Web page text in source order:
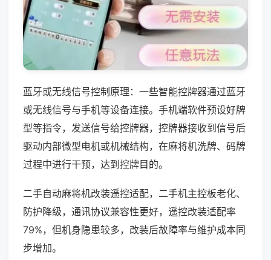
蓝牙或无线信号控制原理：一些智能控牌器通过蓝牙
或无线信号与手机等设备连接。手机端软件预设好牌
型等指令，发送信号给控牌器，控牌器接收到信号后
驱动内部微型电机或机械结构，在麻将机洗牌、码牌
过程中进行干预，达到控牌目的。
二手自动麻将机改装遥控适配，二手机主控板老化、
防护降级，通讯协议兼容性更好，遥控改装适配率
79%，但机身隐患较多，改装后故障率与维护成本同
步增加。